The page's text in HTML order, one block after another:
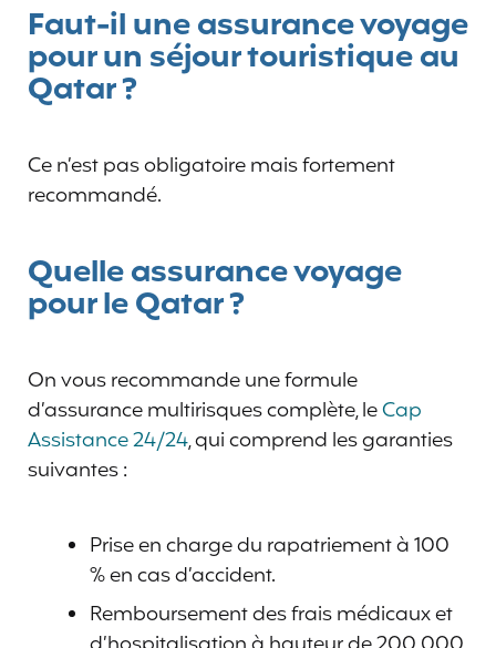
Faut-il une assurance voyage
pour un séjour touristique au
Qatar ?
Ce n’est pas obligatoire mais fortement
recommandé.
Quelle assurance voyage
pour le Qatar ?
On vous recommande une formule
d’assurance multirisques complète, leCap
Assistance 24/24, qui comprend les garanties
suivantes :
Prise en charge du rapatriement à 100
% en cas d’accident.
Remboursement des frais médicaux et